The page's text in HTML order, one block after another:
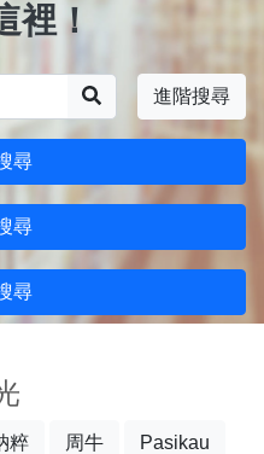
裡！
進階搜尋
尋
尋
尋
粹 周牛 Pasikau